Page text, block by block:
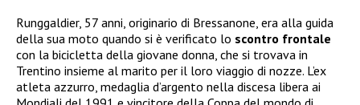
Runggaldier, 57 anni, originario di Bressanone, era alla guida
della sua moto quando si è verificato lo scontro frontale
con la bicicletta della giovane donna, che si trovava in
Trentino insieme al marito per il loro viaggio di nozze. L’ex
atleta azzurro, medaglia d’argento nella discesa libera ai